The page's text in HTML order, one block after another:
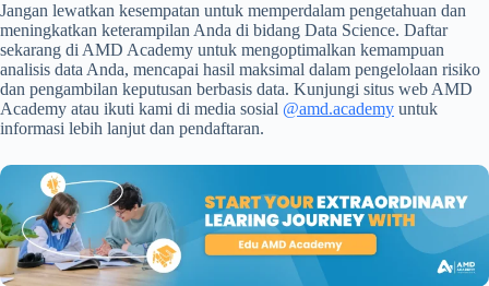
Jangan lewatkan kesempatan untuk memperdalam pengetahuan dan
meningkatkan keterampilan Anda di bidang Data Science. Daftar
sekarang di AMD Academy untuk mengoptimalkan kemampuan
analisis data Anda, mencapai hasil maksimal dalam pengelolaan risiko
dan pengambilan keputusan berbasis data. Kunjungi situs web AMD
Academy atau ikuti kami di media sosial @amd.academy untuk
informasi lebih lanjut dan pendaftaran.